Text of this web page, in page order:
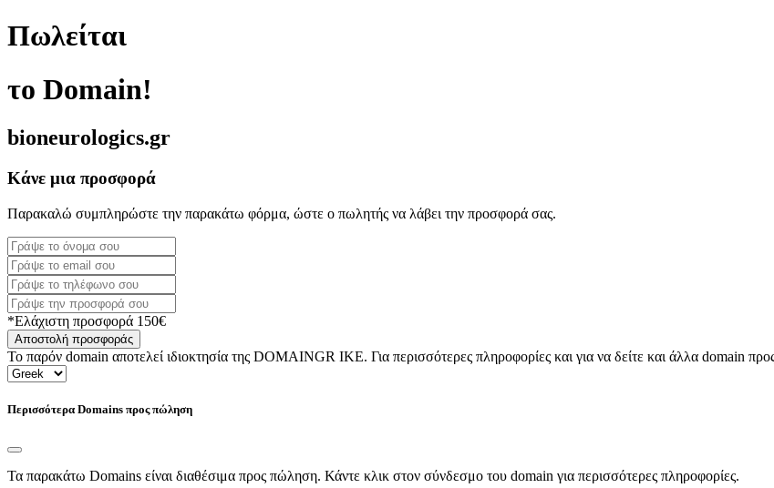
Πωλείται
το Domain!
bioneurologics.gr
Κάνε μια προσφορά
Παρακαλώ συμπληρώστε την παρακάτω φόρμα, ώστε ο πωλητής να λάβει την προσφορά σας.
*Ελάχιστη προσφορά 150€
Αποστολή προσφοράς
Το παρόν domain αποτελεί ιδιοκτησία της DOMAINGR ΙΚΕ. Για περισσότερες πληροφορίες και για να δείτε και άλλα domain
Περισσότερα Domains προς πώληση
Τα παρακάτω Domains είναι διαθέσιμα προς πώληση. Κάντε κλικ στον σύνδεσμο του domain για περισσότερες πληροφορίες.